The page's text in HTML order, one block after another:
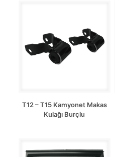
T12 – T15 Kamyonet Makas
Kulağı Burçlu